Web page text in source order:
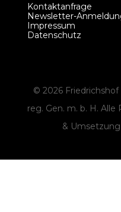
Kontaktanfrage
Newsletter-
Impressum
Datenschutz
© 2026Friedrichshof
reg. Gen. m. b. H.
& Umsetzung